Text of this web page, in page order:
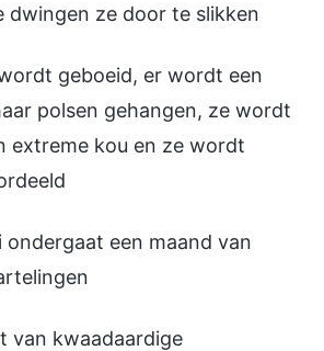
dwingen ze door te slikken
geboeid, er wordt een
polsen gehangen, ze wordt
extreme kou en ze wordt
ondergaat een maand van
van kwaadaardige